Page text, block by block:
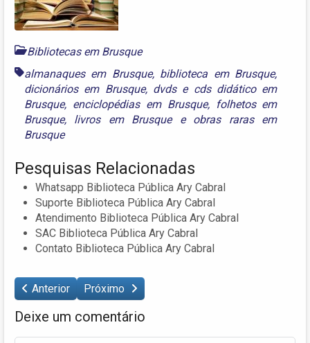
Bibliotecas em Brusque
almanaques em Brusque, biblioteca em Brusque,
dicionários em Brusque, dvds e cds didático em
Brusque, enciclopédias em Brusque, folhetos em
Brusque, livros em Brusquee obras raras em
Brusque
Pesquisas Relacionadas
Whatsapp Biblioteca Pública Ary Cabral
Suporte Biblioteca Pública Ary Cabral
Atendimento Biblioteca Pública Ary Cabral
SAC Biblioteca Pública Ary Cabral
Contato Biblioteca Pública Ary Cabral
Anterior Próximo
Deixe um comentário